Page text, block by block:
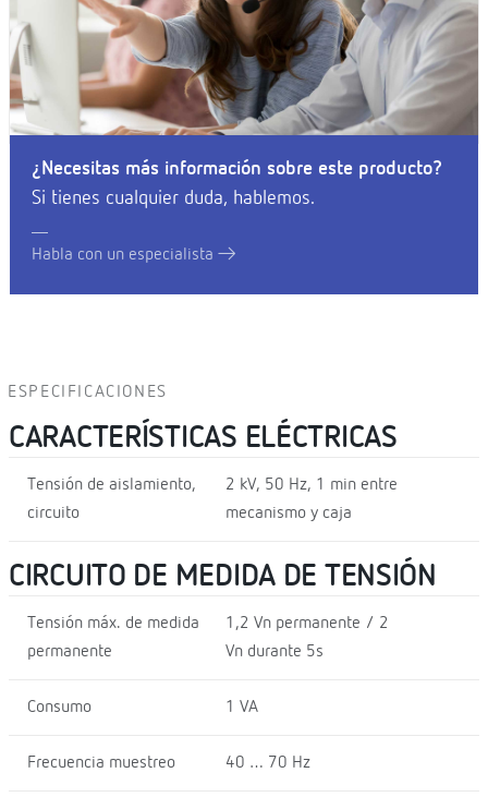
¿Necesitas más información sobre este producto?
Si tienes cualquier duda, hablemos.
Habla con un especialista
ESPECIFICACIONES
CARACTERÍSTICAS ELÉCTRICAS
Tensión de aislamiento,
circuito
2 kV, 50 Hz, 1 min entre
mecanismo y caja
CIRCUITO DE MEDIDA DE TENSIÓN
Tensión máx. de medida
permanente
1,2 Vn permanente / 2
Vn durante 5s
Consumo 1 VA
Frecuencia muestreo 40 … 70 Hz